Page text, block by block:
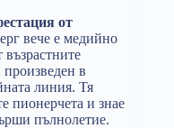
от
вече е медийно
в
линия. Тя
пионерчета и знае
пълнолетие.